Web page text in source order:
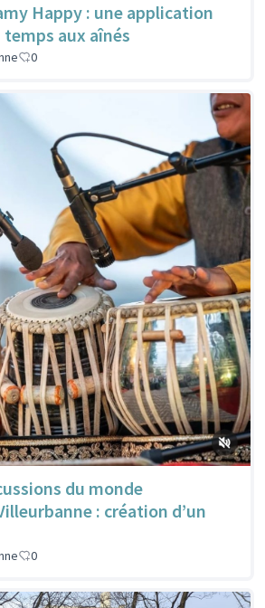
Happy : une application
aux aînés
0
du monde
: création d’un
0